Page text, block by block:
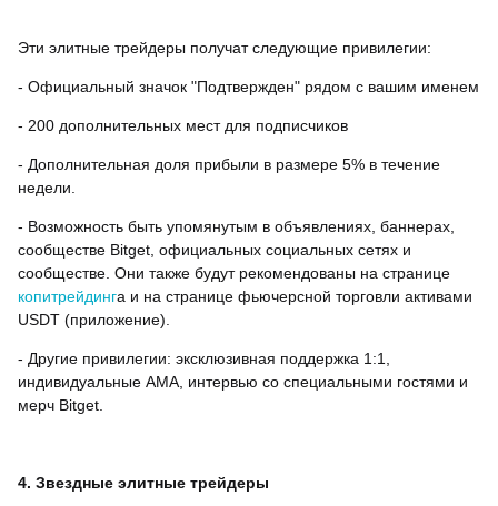
Эти элитные трейдеры получат следующие привилегии:
- Официальный значок "Подтвержден" рядом с вашим именем
- 200 дополнительных мест для подписчиков
- Дополнительная доля прибыли в размере 5% в течение
недели.
- Возможность быть упомянутым в объявлениях, баннерах,
сообществе Bitget, официальных социальных сетях и
сообществе. Они также будут рекомендованы на странице
копитрейдинга и на странице фьючерсной торговли активами
USDT (приложение).
- Другие привилегии: эксклюзивная поддержка 1:1,
индивидуальные AMA, интервью со специальными гостями и
мерч Bitget.
4. Звездные элитные трейдеры